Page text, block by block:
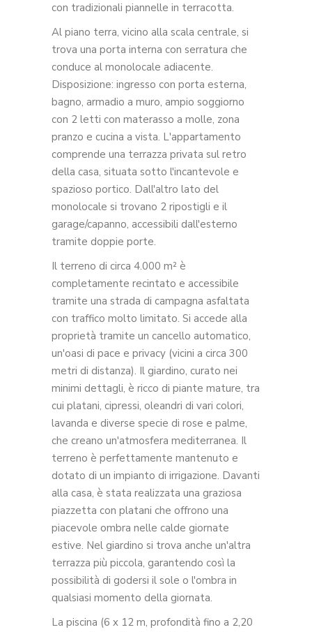
con tradizionali piannelle in terracotta.
Al piano terra, vicino alla scala centrale, si
trova una porta interna con serratura che
conduce al monolocale adiacente.
Disposizione: ingresso con porta esterna,
bagno, armadio a muro, ampio soggiorno
con 2 letti con materasso a molle, zona
pranzo e cucina a vista. L'appartamento
comprende una terrazza privata sul retro
della casa, situata sotto l'incantevole e
spazioso portico. Dall'altro lato del
monolocale si trovano 2 ripostigli e il
garage/capanno, accessibili dall'esterno
tramite doppie porte.
Il terreno di circa 4.000 m² è
completamente recintato e accessibile
tramite una strada di campagna asfaltata
con traffico molto limitato. Si accede alla
proprietà tramite un cancello automatico,
un'oasi di pace e privacy (vicini a circa 300
metri di distanza). Il giardino, curato nei
minimi dettagli, è ricco di piante mature, tra
cui platani, cipressi, oleandri di vari colori,
lavanda e diverse specie di rose e palme,
che creano un'atmosfera mediterranea. Il
terreno è perfettamente mantenuto e
dotato di un impianto di irrigazione. Davanti
alla casa, è stata realizzata una graziosa
piazzetta con platani che offrono una
piacevole ombra nelle calde giornate
estive. Nel giardino si trova anche un'altra
terrazza più piccola, garantendo così la
possibilità di godersi il sole o l'ombra in
qualsiasi momento della giornata.
La piscina (6 x 12 m, profondità fino a 2,20